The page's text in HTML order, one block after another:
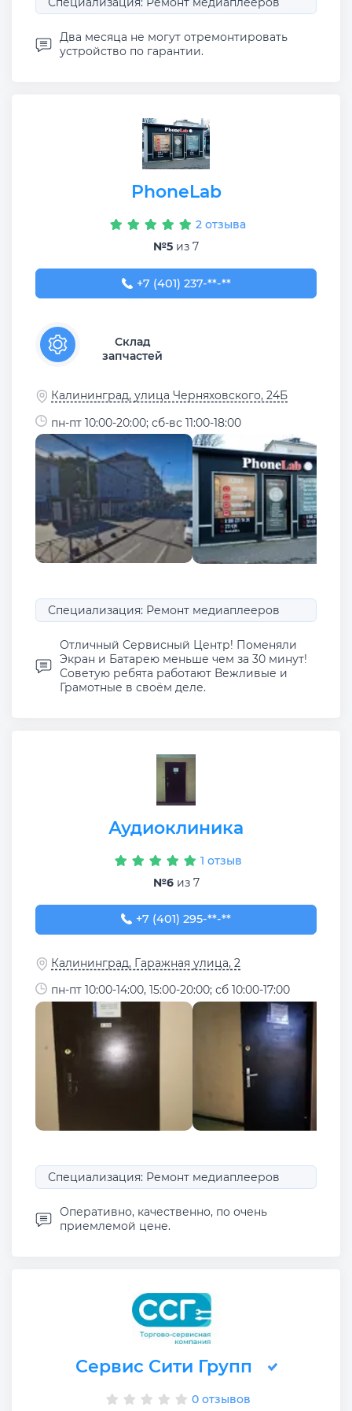
Два месяца не могут отремонтировать
устройство по гарантии.
PhoneLab
2 отзыва
№5 из 7
+7 (401) 237-74-34
+7 (401) 237-**-**
Склад
запчастей
Калининград, улица Черняховского, 24Б
пн-пт 10:00-20:00; сб-вс 11:00-18:00
Специализация: Ремонт медиаплееров
Отличный Сервисный Центр! Поменяли
Экран и Батарею меньше чем за 30 минут!
Советую ребята работают Вежливые и
Грамотные в своём деле.
Аудиоклиника
1 отзыв
№6из 7
+7 (401) 295-80-32
+7 (401) 295-**-**
Калининград, Гаражная улица, 2
пн-пт 10:00-14:00, 15:00-20:00; сб 10:00-17:00
Специализация: Ремонт медиаплееров
Оперативно, качественно, по очень
приемлемой цене.
Сервис Сити Групп
0 отзывов